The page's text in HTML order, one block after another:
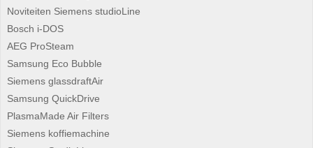
Noviteiten Siemens studioLine
Bosch i-DOS
AEG ProSteam
Samsung Eco Bubble
Siemens glassdraftAir
Samsung QuickDrive
PlasmaMade Air Filters
Siemens koffiemachine